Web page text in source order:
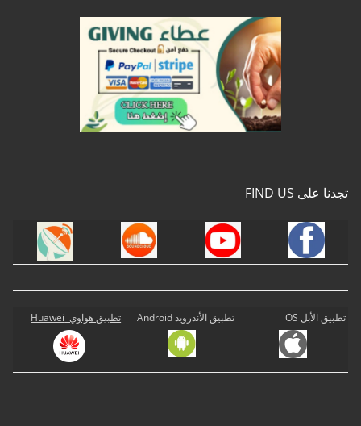
تجدنا على FIND US
تطبيق الأبل iOS تطبيق الأندرويد Android تطبيق هواوي Huawei